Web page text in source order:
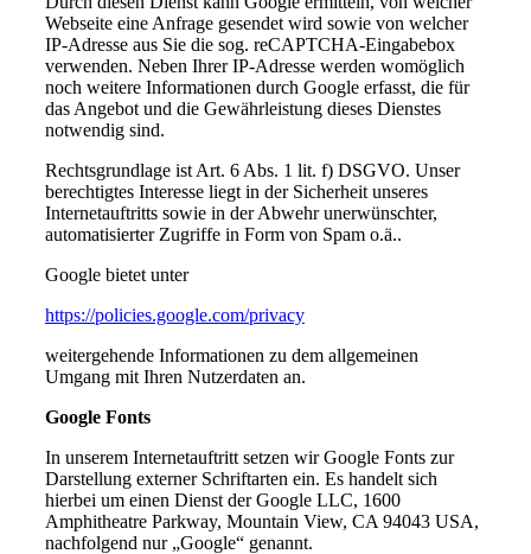
Webseite eine Anfrage gesendet wird sowie von welcher
IP-Adresse aus Sie die sog. reCAPTCHA-Eingabebox
verwenden. Neben Ihrer IP-Adresse werden womöglich
noch weitere Informationen durch Google erfasst, die für
das Angebot und die Gewährleistung dieses Dienstes
notwendig sind.
Rechtsgrundlage ist Art. 6 Abs. 1 lit. f) DSGVO. Unser
berechtigtes Interesse liegt in der Sicherheit unseres
Internetauftritts sowie in der Abwehr unerwünschter,
automatisierter Zugriffe in Form von Spam o.ä..
Google bietet unter
https://policies.google.com/privacy
weitergehende Informationen zu dem allgemeinen
Umgang mit Ihren Nutzerdaten an.
Google Fonts
In unserem Internetauftritt setzen wir Google Fonts zur
Darstellung externer Schriftarten ein. Es handelt sich
hierbei um einen Dienst der Google LLC, 1600
Amphitheatre Parkway, Mountain View, CA 94043 USA,
nachfolgend nur „Google“ genannt.